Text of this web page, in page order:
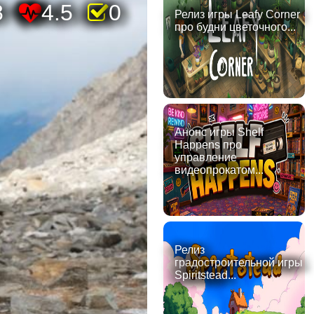
4.5 0
Релиз игры Leafy Corner
про будни цветочного...
Анонс игры Shelf
Happens про
управление
видеопрокатом...
Релиз
градостроительной игры
Spiritstead...